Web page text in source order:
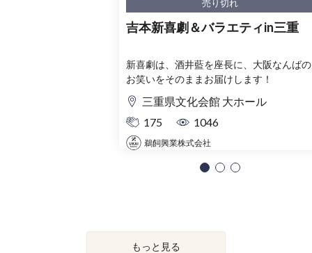
売り切れ
吉本新喜劇＆バラエティin三重
新喜劇は、酒井藍を座長に、大阪なんばの
お笑いをそのままお届けします！
三重県文化会館 大ホール
175
1046
鵜飼興業株式会社
もっと見る